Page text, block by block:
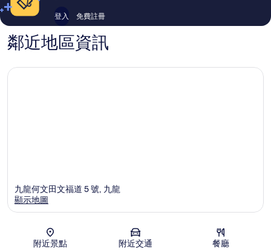
登入 免費註冊
鄰近地區資訊
地圖
九龍何文田文福道 5 號, 九龍
顯示地圖
附近景點 附近交通 餐廳